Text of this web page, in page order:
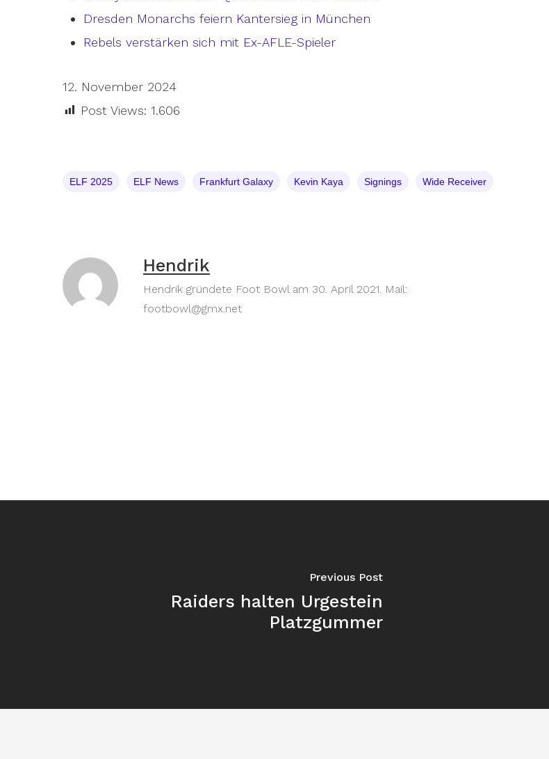
Dresden Monarchs feiern Kantersieg in München
Rebels verstärken sich mit Ex-AFLE-Spieler
12. November 2024
Post Views: 1.606
ELF 2025 ELF News Frankfurt Galaxy Kevin Kaya Signings Wide Receiver
Hendrik
Hendrik gründete Foot Bowl am 30. April 2021. Mail:
footbowl@gmx.net
Previous Post
Raiders halten Urgestein
Platzgummer